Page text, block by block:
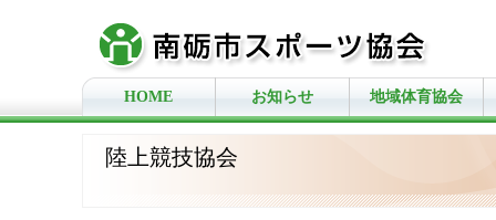
HOME お知らせ 地域体育協会
陸上競技協会